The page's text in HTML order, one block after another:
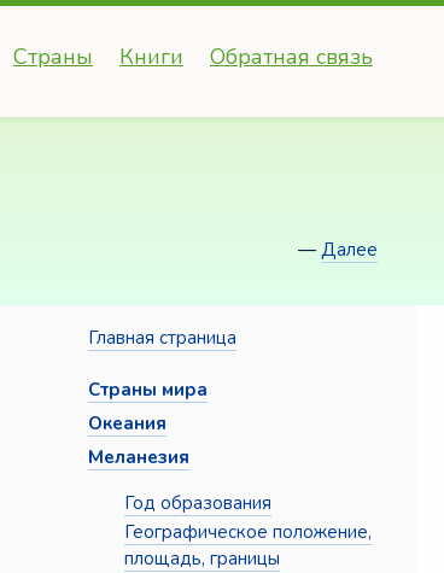
Страны Книги Обратная связь
— Далее
Главная страница
Страны мира
Океания
Меланезия
Год образования
Географическое положение,
площадь, границы